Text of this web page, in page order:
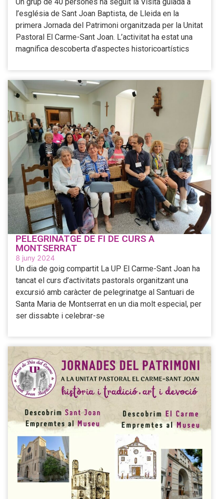
Un grup de 40 persones ha seguit la Visita guiada a
l’església de Sant Joan Baptista, de Lleida en la
primera Jornada del Patrimoni organitzada per la Unitat
Pastoral El Carme-Sant Joan. L’activitat ha estat una
magnífica descoberta d’aspectes historicoartístics
PELEGRINATGE DE FI DE CURS A
MONTSERRAT
8 juny 2024
Un dia de goig compartit La UP El Carme-Sant Joan ha
tancat el curs d’activitats pastorals organitzant una
excursió amb caràcter de pelegrinatge al Santuari de
Santa Maria de Montserrat en un dia molt especial, per
ser dissabte i celebrar-se